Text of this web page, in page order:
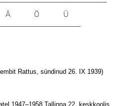
Rattus, sündinud 26. IX 1939)
1947–1958 Tallinna 22. keskkoolis
Ä Ö Ü